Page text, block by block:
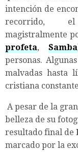
intención de
recorrido, el
magistralmente
profeta, Samba
personas.
malvadas hasta
cristiana
A pesar de la
belleza de su
resultado final de
marcado por la